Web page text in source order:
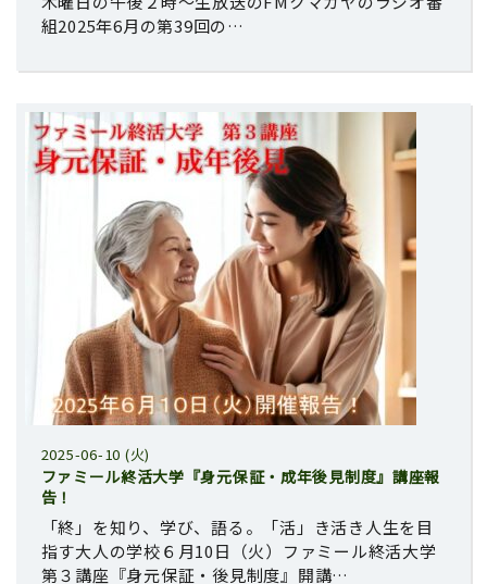
組2025年6月の第39回の…
2025-06-10 (火)
ファミール終活大学『身元保証・成年後見制度』講座報
告！
「終」を知り、学び、語る。「活」き活き人生を目
指す大人の学校６月10日（火）ファミール終活大学
第３講座『身元保証・後見制度』開講…